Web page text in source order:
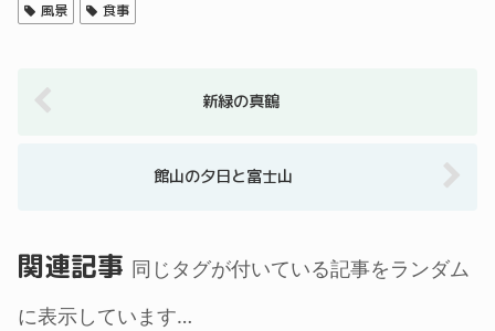
風景
食事
新緑の真鶴
館山の夕日と富士山
関連記事 同じタグが付いている記事をランダム
に表示しています…